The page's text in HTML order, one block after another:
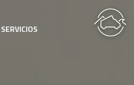
SERVICIOS